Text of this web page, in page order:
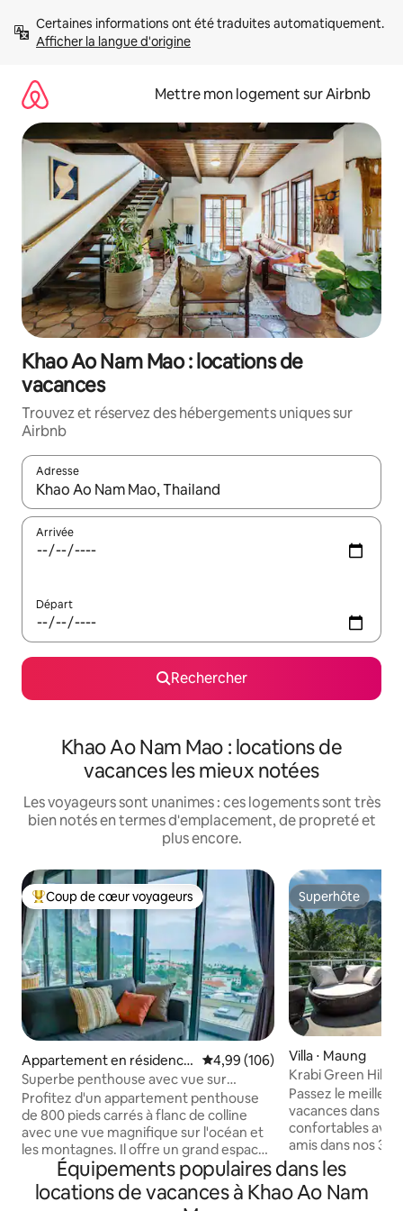
directement
Afficher la langue d'origine
Mettre mon logement sur Airbnb
Khao Ao Nam Mao : locations de
vacances
Trouvez et réservez des hébergements uniques sur
Airbnb
Adresse
Lorsque les résultats s'affichent, utilisez les flèches vers le
Arrivée
Départ
Rechercher
Khao Ao Nam Mao : locations de
vacances les mieux notées
Les voyageurs sont unanimes : ces logements sont très
bien notés en termes d'emplacement, de propreté et
plus encore.
Coups de cœur voyageurs les plus appréciés
Coup de cœur voyageurs
Appartement en résidence
⋅ Ao Nang
Évaluation moyenne sur la
4,99 (106)
Superbe penthouse avec vue sur
l'océan, centre d'Ao Nang
Profitez d'un appartement penthouse
de 800 pieds carrés à flanc de colline
avec une vue magnifique sur l'océan et
les montagnes. Il offre un grand espace
de vie avec deux chambres, deux salles
de bain, deux patios et une baignoire
extérieure. Le condo est non-fumeur et
Superhôte
Superhôte
Villa ⋅ Maung
Krabi Green Hill
3 chambres,
montagne
Passez le meilleur moment de vos
vacances dans
confortables
amis dans nos 3
et contient
vous pourriez
votre séjour, une
Équipements populaires dans les
locations de vacances à Khao Ao Nam